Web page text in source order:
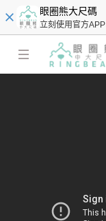
眼圈熊大尺碼
立刻使用官方APP